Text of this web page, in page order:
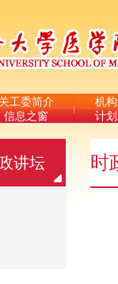
关工委简介
信息之窗
机
计
讲坛 时